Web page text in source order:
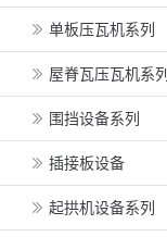
单板压瓦机系列
屋脊瓦压瓦机系列
围挡设备系列
插接板设备
起拱机设备系列